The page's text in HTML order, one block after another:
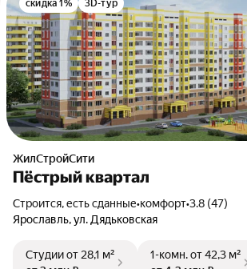
скидка 1% 3D-тур
ЖилСтройСити
Пёстрый квартал
Строится, есть сданные•комфорт•3.8 (47)
Ярославль, ул. Дядьковская
Студииот 28,1 м²
1-комн.от 42,3 м²